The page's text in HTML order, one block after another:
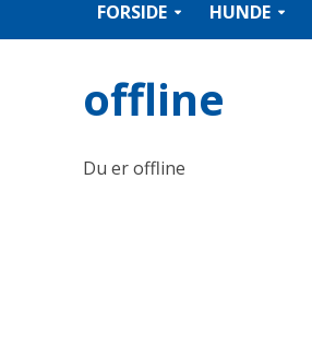
FORSIDE HUNDE
offline
Du er offline